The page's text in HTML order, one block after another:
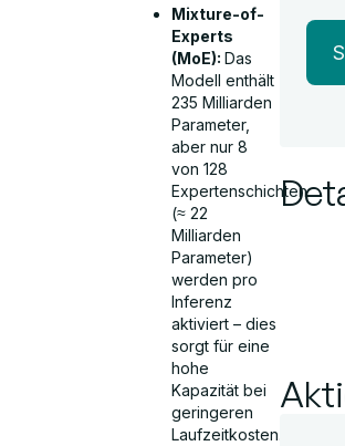
Mixture-of-
Experts
(MoE):Das
Modell enthält
235 Milliarden
Parameter,
aber nur 8
von 128
Expertenschichten
(≈ 22
Milliarden
Parameter)
werden pro
Inferenz
aktiviert – dies
sorgt für eine
hohe
Kapazität bei
geringeren
Laufzeitkosten.